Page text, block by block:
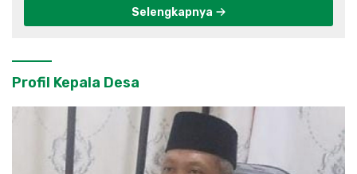
Selengkapnya
Profil Kepala Desa